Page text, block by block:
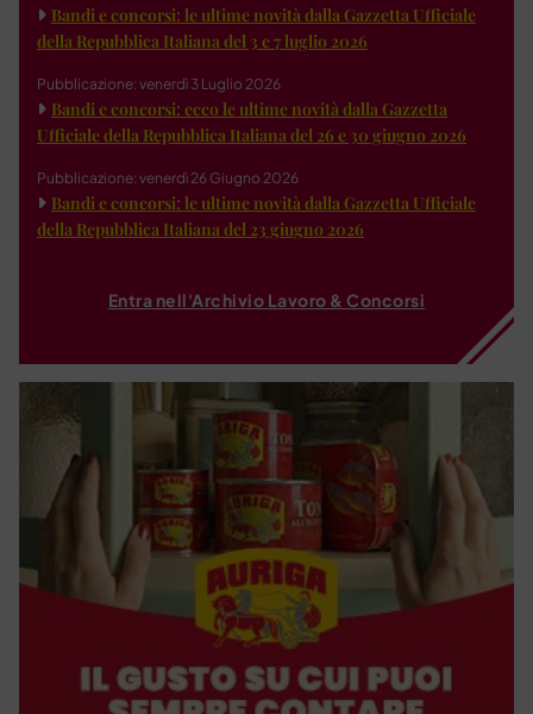
Bandi e concorsi: le ultime novità dalla Gazzetta Ufficiale
della Repubblica Italiana del 3 e 7 luglio 2026
Pubblicazione: venerdì 3 Luglio 2026
Bandi e concorsi: ecco le ultime novità dalla Gazzetta
Ufficiale della Repubblica Italiana del 26 e 30 giugno 2026
Pubblicazione: venerdì 26 Giugno 2026
Bandi e concorsi: le ultime novità dalla Gazzetta Ufficiale
della Repubblica Italiana del 23 giugno 2026
Entra nell'Archivio Lavoro & Concorsi